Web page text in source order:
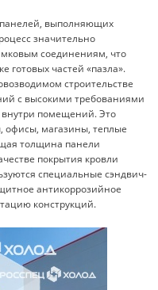
выполняющих
значительно
соединениям, что
готовых частей «пазла».
строительстве
с высокими требованиями
помещений. Это
офисы, магазины, теплые
толщина панели
покрытия кровли
специальные сэндвич-
антикоррозийное
конструкций.